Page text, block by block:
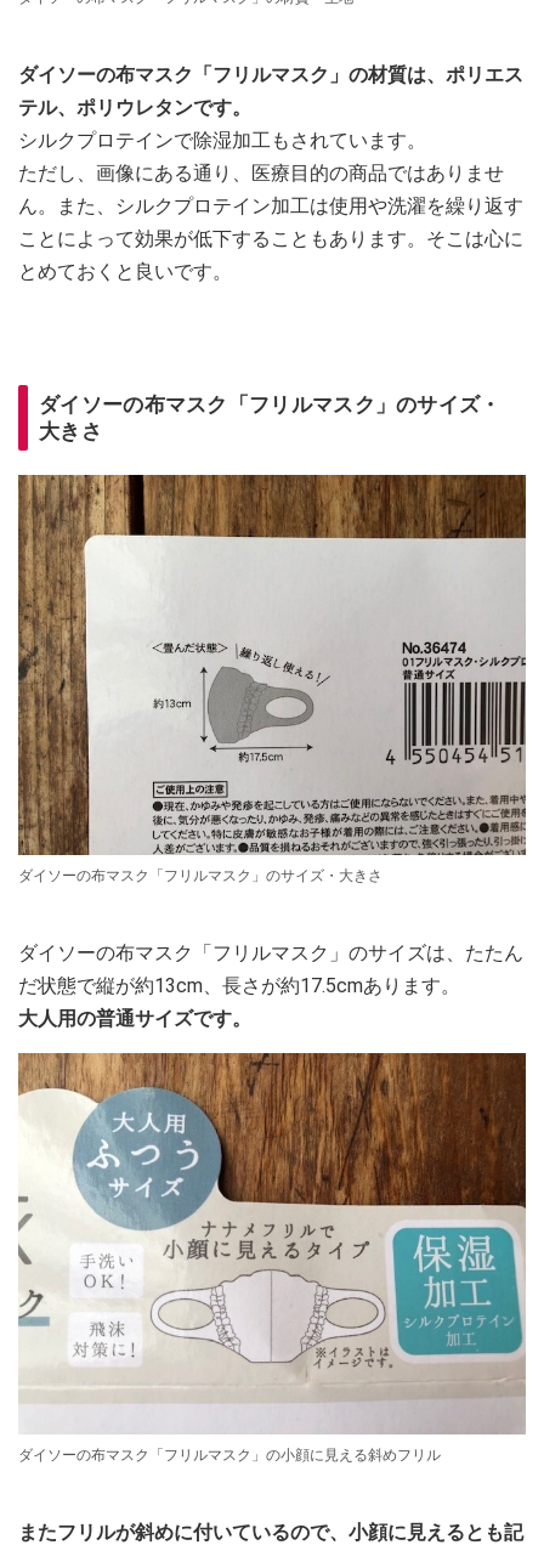
ダイソーの布マスク「フリルマスク」の材質は、ポリエス
テル、ポリウレタンです。
シルクプロテインで除湿加工もされています。
ただし、画像にある通り、医療目的の商品ではありませ
ん。また、シルクプロテイン加工は使用や洗濯を繰り返す
ことによって効果が低下することもあります。そこは心に
とめておくと良いです。
ダイソーの布マスク「フリルマスク」のサイズ・
大きさ
ダイソーの布マスク「フリルマスク」のサイズ・大きさ
ダイソーの布マスク「フリルマスク」のサイズは、たたん
だ状態で縦が約13cm、長さが約17.5cmあります。
大人用の普通サイズです。
ダイソーの布マスク「フリルマスク」の小顔に見える斜めフリル
またフリルが斜めに付いているので、小顔に見えるとも記